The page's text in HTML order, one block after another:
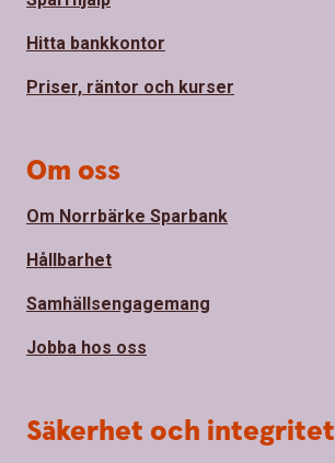
Hitta bankkontor
Priser, räntor och kurser
Om oss
Om Norrbärke Sparbank
Hållbarhet
Samhällsengagemang
Jobba hos oss
Säkerhet och integritet